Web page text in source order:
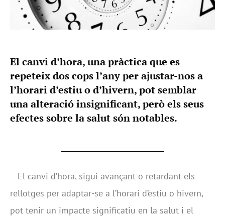
El canvi d’hora, una pràctica que es
repeteix dos cops l’any per ajustar-nos a
l’horari d’estiu o d’hivern, pot semblar
una alteració insignificant, però els seus
efectes sobre la salut són notables.
El canvi d’hora, sigui avançant o retardant els
rellotges per adaptar-se a l’horari d’estiu o hivern,
pot tenir un impacte significatiu en la salut i el